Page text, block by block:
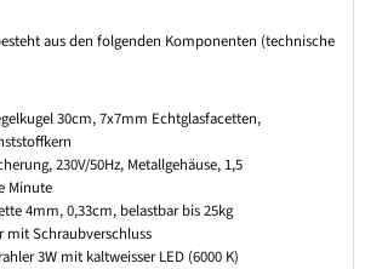
aus den folgenden Komponenten (technische
30cm, 7x7mm Echtglasfacetten,
230V/50Hz, Metallgehäuse, 1,5
Minute
4mm, 0,33cm, belastbar bis 25kg
mit Schraubverschluss
3W mit kaltweisser LED (6000 K)